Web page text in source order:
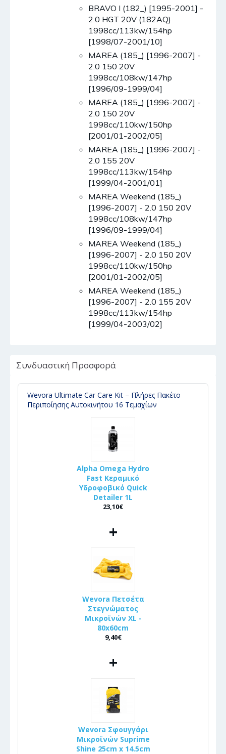
BRAVO I (182_) [1995-2001] -
2.0 HGT 20V (182AQ)
1998cc/113kw/154hp
[1998/07-2001/10]
MAREA (185_) [1996-2007] -
2.0 150 20V
1998cc/108kw/147hp
[1996/09-1999/04]
MAREA (185_) [1996-2007] -
2.0 150 20V
1998cc/110kw/150hp
[2001/01-2002/05]
MAREA (185_) [1996-2007] -
2.0 155 20V
1998cc/113kw/154hp
[1999/04-2001/01]
MAREA Weekend (185_)
[1996-2007] - 2.0 150 20V
1998cc/108kw/147hp
[1996/09-1999/04]
MAREA Weekend (185_)
[1996-2007] - 2.0 150 20V
1998cc/110kw/150hp
[2001/01-2002/05]
MAREA Weekend (185_)
[1996-2007] - 2.0 155 20V
1998cc/113kw/154hp
[1999/04-2003/02]
Συνδυαστική Προσφορά
Wevora Ultimate Car Care Kit – Πλήρες Πακέτο
Περιποίησης Αυτοκινήτου 16 Τεμαχίων
Alpha Omega Hydro
Fast Κεραμικό
Υδροφοβικό Quick
Detailer 1L
23,10€
+
Wevora Πετσέτα
Στεγνώματος
Μικροϊνών XL -
80x60cm
9,40€
+
Wevora Σφουγγάρι
Μικροϊνών Suprime
Shine 25cm x 14.5cm